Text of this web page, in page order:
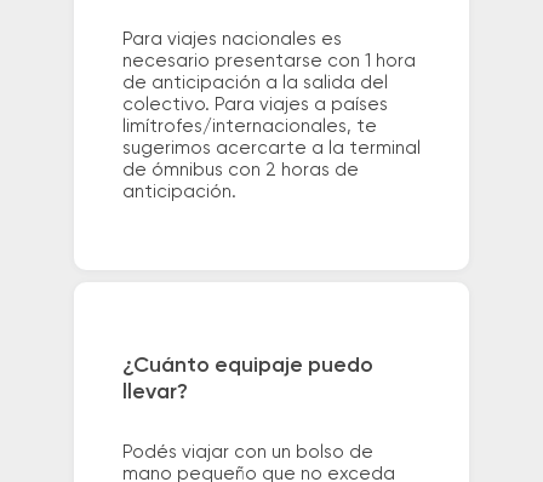
Para viajes nacionales es
necesario presentarse con 1 hora
de anticipación a la salida del
colectivo. Para viajes a países
limítrofes/internacionales, te
sugerimos acercarte a la terminal
de ómnibus con 2 horas de
anticipación.
¿Cuánto equipaje puedo
llevar?
Podés viajar con un bolso de
mano pequeño que no exceda